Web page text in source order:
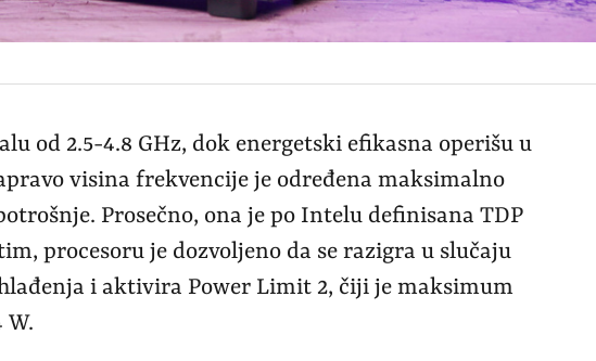
od 2.5-4.8 GHz, dok energetski efikasna operišu u
visina frekvencije je određena maksimalno
Prosečno, ona je po Intelu definisana TDP
procesoru je dozvoljeno da se razigra u slučaju
i aktivira Power Limit 2, čiji je maksimum
W.